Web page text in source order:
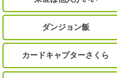
ダンジョン飯
カードキャプターさくら